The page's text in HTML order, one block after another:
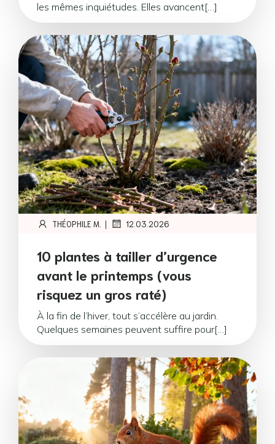
les mêmes inquiétudes. Elles avancent[…]
THÉOPHILE M. | 12.03.2026
10 plantes à tailler d’urgence
avant le printemps (vous
risquez un gros raté)
À la fin de l’hiver, tout s’accélère au jardin.
Quelques semaines peuvent suffire pour[…]